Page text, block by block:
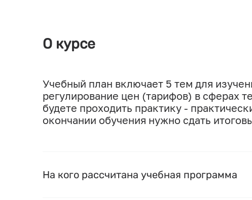
О курсе
Учебный план включает 5 тем для
регулирование цен (тарифов) в сферах
будете проходить практику -
окончании обучения нужно сдать
На кого рассчитана учебная программа